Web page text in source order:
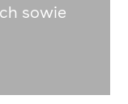
sowie